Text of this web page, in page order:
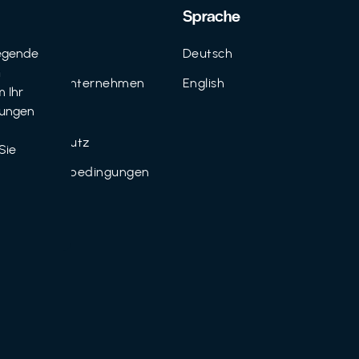
Kontakt
FAQ für Unternehmen
Imprint
Datenschutz
Nutzungsbedingungen
Sprache
Deutsch
English
Ihr